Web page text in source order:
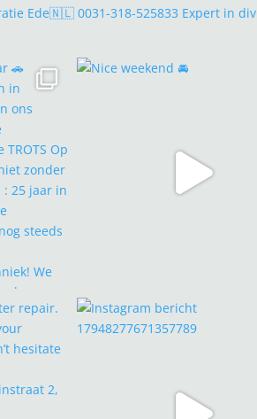
Ede🇳🇱 0031-318-525833 Expert in